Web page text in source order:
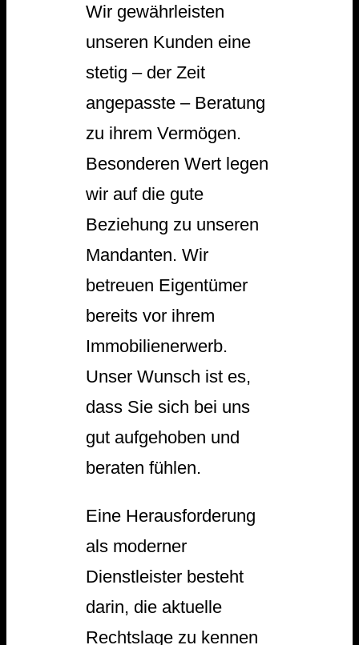
Wir gewährleisten
unseren Kunden eine
stetig – der Zeit
angepasste – Beratung
zu ihrem Vermögen.
Besonderen Wert legen
wir auf die gute
Beziehung zu unseren
Mandanten. Wir
betreuen Eigentümer
bereits vor ihrem
Immobilienerwerb.
Unser Wunsch ist es,
dass Sie sich bei uns
gut aufgehoben und
beraten fühlen.
Eine Herausforderung
als moderner
Dienstleister besteht
darin, die aktuelle
Rechtslage zu kennen